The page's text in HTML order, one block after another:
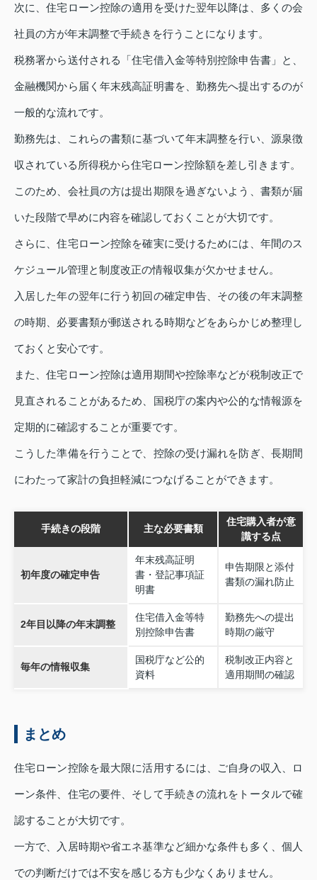
次に、住宅ローン控除の適用を受けた翌年以降は、多くの会
社員の方が年末調整で手続きを行うことになります。
税務署から送付される「住宅借入金等特別控除申告書」と、
金融機関から届く年末残高証明書を、勤務先へ提出するのが
一般的な流れです。
勤務先は、これらの書類に基づいて年末調整を行い、源泉徴
収されている所得税から住宅ローン控除額を差し引きます。
このため、会社員の方は提出期限を過ぎないよう、書類が届
いた段階で早めに内容を確認しておくことが大切です。
さらに、住宅ローン控除を確実に受けるためには、年間のス
ケジュール管理と制度改正の情報収集が欠かせません。
入居した年の翌年に行う初回の確定申告、その後の年末調整
の時期、必要書類が郵送される時期などをあらかじめ整理し
ておくと安心です。
また、住宅ローン控除は適用期間や控除率などが税制改正で
見直されることがあるため、国税庁の案内や公的な情報源を
定期的に確認することが重要です。
こうした準備を行うことで、控除の受け漏れを防ぎ、長期間
にわたって家計の負担軽減につなげることができます。
手続きの段階 主な必要書類
住宅購入者が意
識する点
初年度の確定申告
年末残高証明
書・登記事項証
明書
申告期限と添付
書類の漏れ防止
2年目以降の年末調整
住宅借入金等特
別控除申告書
勤務先への提出
時期の厳守
毎年の情報収集
国税庁など公的
資料
税制改正内容と
適用期間の確認
まとめ
住宅ローン控除を最大限に活用するには、ご自身の収入、ロ
ーン条件、住宅の要件、そして手続きの流れをトータルで確
認することが大切です。
一方で、入居時期や省エネ基準など細かな条件も多く、個人
での判断だけでは不安を感じる方も少なくありません。